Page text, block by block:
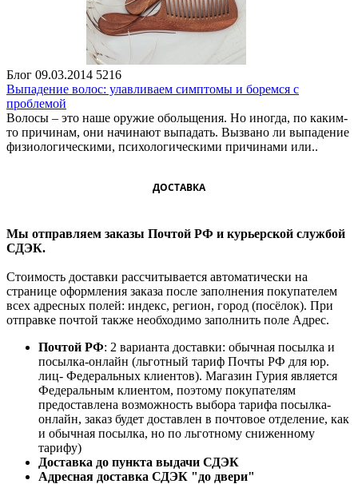
Блог 09.03.2014 5216
Выпадение волос: улавливаем симптомы и боремся с
проблемой
Волосы – это наше оружие обольщения. Но иногда, по каким-
то причинам, они начинают выпадать. Вызвано ли выпадение
физиологическими, психологическими причинами или..
ДОСТАВКА
Мы отправляем заказы Почтой РФ и курьерской службой
СДЭК.
Стоимость доставки рассчитывается автоматически на
странице оформления заказа после заполнения покупателем
всех адресных полей: индекс, регион, город (посёлок). При
отправке почтой также необходимо заполнить поле Адрес.
Почтой РФ: 2 варианта доставки: обычная посылка и
посылка-онлайн (льготный тариф Почты РФ для юр.
лиц- Федеральных клиентов). Магазин Гурия является
Федеральным клиентом, поэтому покупателям
предоставлена возможность выбора тарифа посылка-
онлайн, заказ будет доставлен в почтовое отделение, как
и обычная посылка, но по льготному сниженному
тарифу)
Доставка до пункта выдачи СДЭК
Адресная доставка СДЭК "до двери"